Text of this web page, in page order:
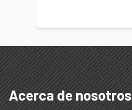
Acerca de nosotros